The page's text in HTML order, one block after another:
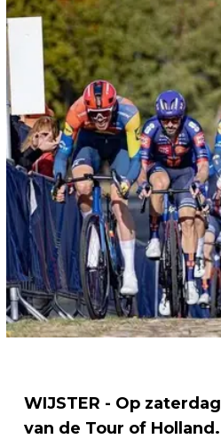
WIJSTER - Op
van de Tour of